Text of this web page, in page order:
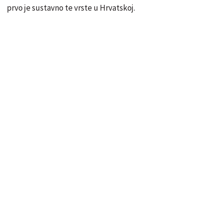
prvo je sustavno te vrste u Hrvatskoj.